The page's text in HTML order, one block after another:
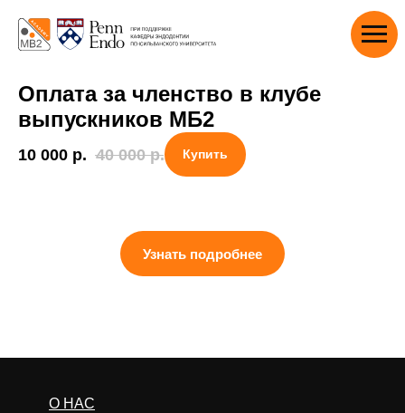
Оплата за членство в клубе
выпускников МБ2
10 000 р. 40 000 р. Купить
Узнать подробнее
О НАС